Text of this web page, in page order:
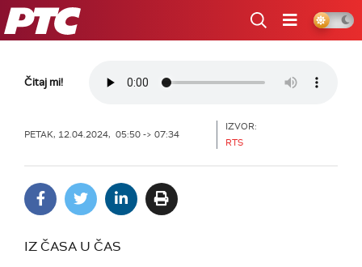
RTS
Čitaj mi!
PETAK, 12.04.2024, 05:50 -> 07:34
IZVOR:
RTS
IZ ČASA U ČAS